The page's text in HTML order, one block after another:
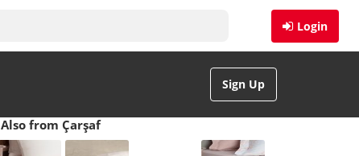
Login
Sign Up
Also from Çarşaf